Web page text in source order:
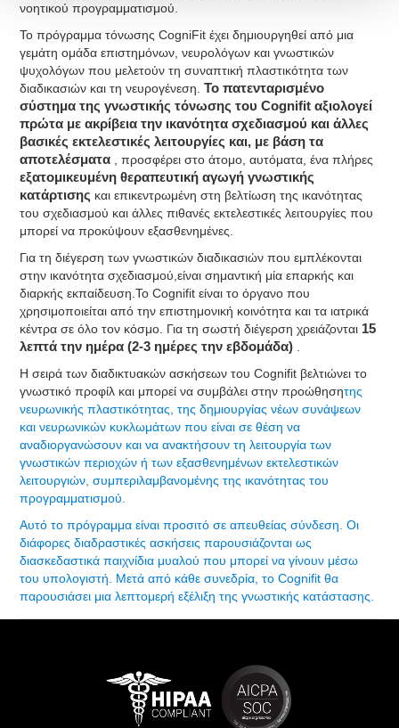
νοητικού προγραμματισμού.
Το πρόγραμμα τόνωσης CogniFit έχει δημιουργηθεί από μια
γεμάτη ομάδα επιστημόνων, νευρολόγων και γνωστικών
ψυχολόγων που μελετούν τη συναπτική πλαστικότητα των
διαδικασιών και τη νευρογένεση.Το πατενταρισμένο
σύστημα της γνωστικής τόνωσης του Cognifit αξιολογεί
πρώτα με ακρίβεια την ικανότητα σχεδιασμού και άλλες
βασικές εκτελεστικές λειτουργίες και, με βάση τα
αποτελέσματα
, προσφέρει στο άτομο, αυτόματα, ένα πλήρες
εξατομικευμένη θεραπευτική αγωγή γνωστικής
κατάρτισης και επικεντρωμένη στη βελτίωση της ικανότητας
του σχεδιασμού και άλλες πιθανές εκτελεστικές λειτουργίες που
μπορεί να προκύψουν εξασθενημένες.
Για τη διέγερση των γνωστικών διαδικασιών που εμπλέκονται
στην ικανότητα σχεδιασμού,είναι σημαντική μία επαρκής και
διαρκής εκπαίδευση.Το Cognifit είναι το όργανο που
χρησιμοποιείται από την επιστημονική κοινότητα και τα ιατρικά
κέντρα σε όλο τον κόσμο. Για τη σωστή διέγερση χρειάζονται 15
λεπτά την ημέρα (2-3 ημέρες την εβδομάδα)
Η σειρά των διαδικτυακών ασκήσεων του Cognifit βελτιώνει τo
γνωστικό προφίλ και μπορεί να συμβάλει στην προώθησητης
νευρωνικής πλαστικότητας, της δημιουργίας νέων συνάψεων
και νευρωνικών κυκλωμάτων που είναι σε θέση να
αναδιοργανώσουν και να ανακτήσουν τη λειτουργία των
γνωστικών περιοχών ή των εξασθενημένων εκτελεστικών
λειτουργιών, συμπεριλαμβανομένης της ικανότητας του
προγραμματισμού.
Αυτό το πρόγραμμα είναι προσιτό σε απευθείας σύνδεση. Οι
διάφορες διαδραστικές ασκήσεις παρουσιάζονται ως
διασκεδαστικά παιχνίδια μυαλού που μπορεί να γίνουν μέσω
του υπολογιστή. Μετά από κάθε συνεδρία, το Cognifit θα
παρουσιάσει μια λεπτομερή εξέλιξη της γνωστικής κατάστασης.